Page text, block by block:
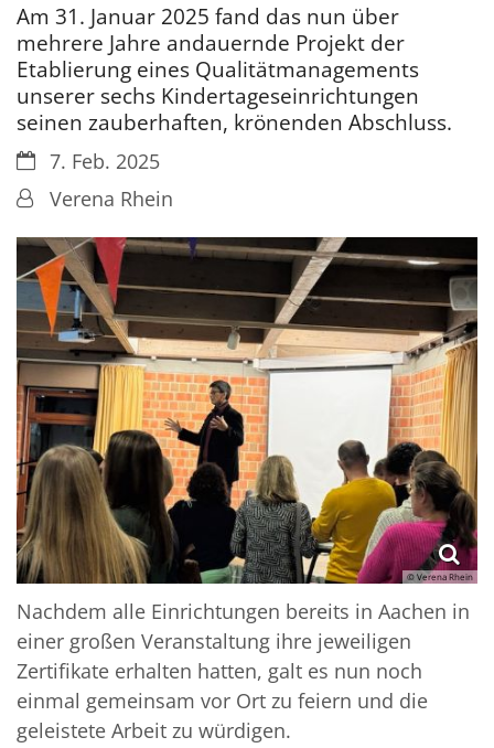
Am 31. Januar 2025 fand das nun über
mehrere Jahre andauernde Projekt der
Etablierung eines Qualitätmanagements
unserer sechs Kindertageseinrichtungen
seinen zauberhaften, krönenden Abschluss.
Datum:7. Feb. 2025
Von:Verena Rhein
© Verena Rhein
Nachdem alle Einrichtungen bereits in Aachen in
einer großen Veranstaltung ihre jeweiligen
Zertifikate erhalten hatten, galt es nun noch
einmal gemeinsam vor Ort zu feiern und die
geleistete Arbeit zu würdigen.